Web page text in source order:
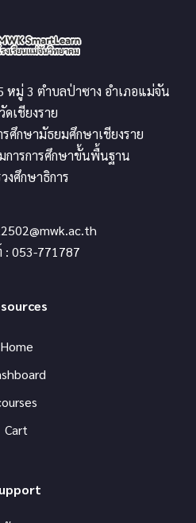
หมู่ 3 ตำบลป่าซาง อำเภอแม่จัน
ดเชียงราย
ศึกษามัธยมศึกษาเชียงราย
การการศึกษาขั้นพื้นฐาน
งศึกษาธิการ
053-771787
Home
Cart